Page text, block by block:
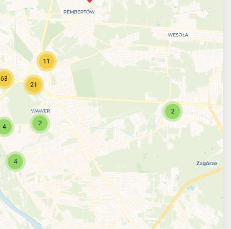
4
4
21
2
11
68
2